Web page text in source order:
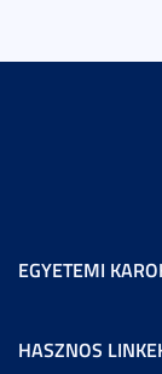
EGYETEMI
HASZNOS